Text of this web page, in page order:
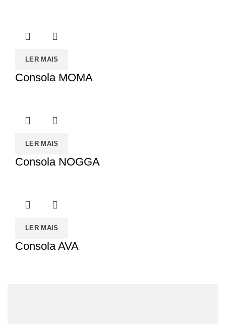
LER MAIS
Consola MOMA
LER MAIS
Consola NOGGA
LER MAIS
Consola AVA